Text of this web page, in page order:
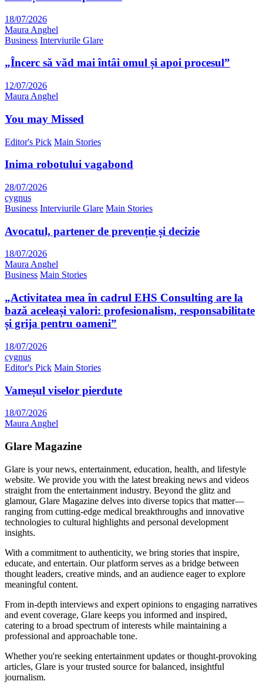
18/07/2026
Maura Anghel
Business Interviurile Glare
„Încerc să văd mai întâi omul și apoi procesul”
12/07/2026
Maura Anghel
You may Missed
Editor's Pick Main Stories
Inima robotului vagabond
28/07/2026
cygnus
Business Interviurile Glare Main Stories
Avocatul, partener de prevenție și decizie
18/07/2026
Maura Anghel
Business Main Stories
„Activitatea mea în cadrul EHS Consulting are la
bază aceleași valori: profesionalism, responsabilitate
și grija pentru oameni”
18/07/2026
cygnus
Editor's Pick Main Stories
Vameșul viselor pierdute
18/07/2026
Maura Anghel
Glare Magazine
Glare is your news, entertainment, education, health, and lifestyle
website. We provide you with the latest breaking news and videos
straight from the entertainment industry. Beyond the glitz and
glamour, Glare Magazine delves into diverse topics that matter—
ranging from cutting-edge medical breakthroughs and innovative
technologies to cultural highlights and personal development
insights.
With a commitment to authenticity, we bring stories that inspire,
educate, and entertain. Our platform serves as a bridge between
thought leaders, creative minds, and an audience eager to explore
meaningful content.
From in-depth interviews and expert opinions to engaging narratives
and event coverage, Glare keeps you informed and inspired,
catering to a broad spectrum of interests while maintaining a
professional and approachable tone.
Whether you're seeking entertainment updates or thought-provoking
articles, Glare is your trusted source for balanced, insightful
journalism.